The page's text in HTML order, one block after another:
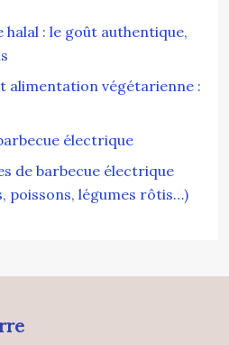
: le goût authentique,
alimentation végétarienne :
électrique
de barbecue électrique
poissons, légumes rôtis…)